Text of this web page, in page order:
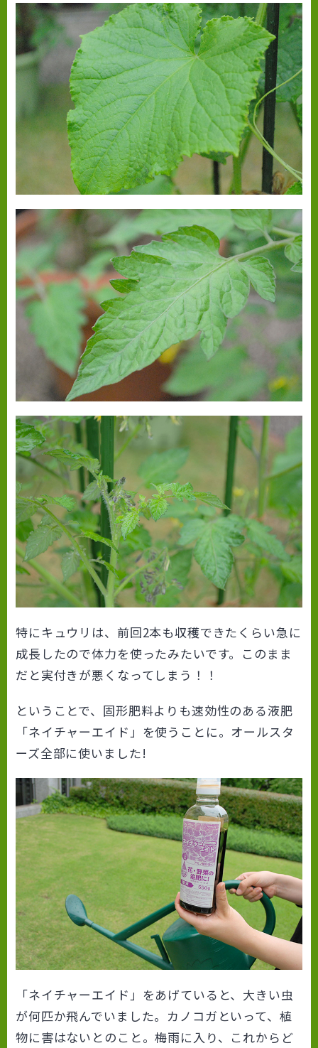
特にキュウリは、前回2本も収穫できたくらい急に
成長したので体力を使ったみたいです。このまま
だと実付きが悪くなってしまう！！
ということで、固形肥料よりも速効性のある液肥
「ネイチャーエイド」を使うことに。オールスタ
ーズ全部に使いました!
「ネイチャーエイド」をあげていると、大きい虫
が何匹か飛んでいました。カノコガといって、植
物に害はないとのこと。梅雨に入り、これからど